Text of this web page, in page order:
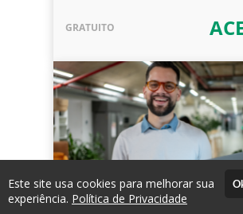
GRATUITO
Este site usa cookies para melhorar sua
experiência. Política de Privacidade